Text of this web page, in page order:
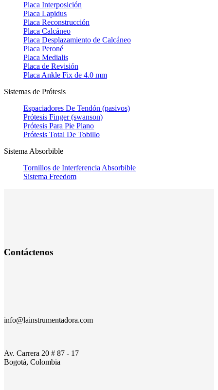
Placa Interposición
Placa Lapidus
Placa Reconstrucción
Placa Calcáneo
Placa Desplazamiento de Calcáneo
Placa Peroné
Placa Medialis
Placa de Revisión
Placa Ankle Fix de 4.0 mm
Sistemas de Prótesis
Espaciadores De Tendón (pasivos)
Prótesis Finger (swanson)
Prótesis Para Pie Plano
Prótesis Total De Tobillo
Sistema Absorbible
Tornillos de Interferencia Absorbible
Sistema Freedom
Contáctenos
info@lainstrumentadora.com
Av. Carrera 20 # 87 - 17
Bogotá, Colombia